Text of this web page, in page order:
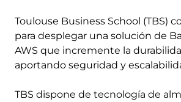
Toulouse Business School (TBS)
para desplegar una solución de
AWS que incremente la
aportando seguridad y
TBS dispone de tecnología de